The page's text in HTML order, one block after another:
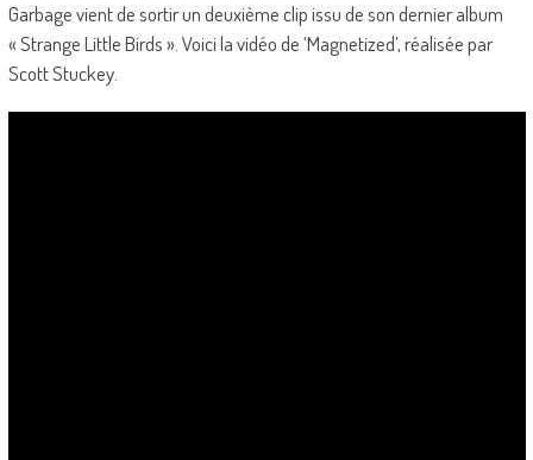
Garbage vient de sortir un deuxième clip issu de son dernier album
« Strange Little Birds ». Voici la vidéo de ‘Magnetized’, réalisée par
Scott Stuckey.